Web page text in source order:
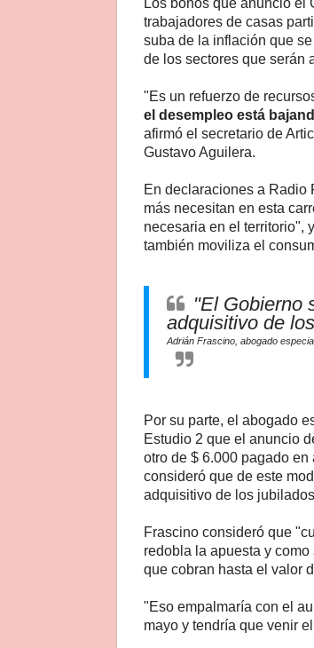
trabajadores de casas
suba de la inflación que
de los sectores que serán
"Es un refuerzo de
el desempleo está
afirmó el secretario de
Gustavo Aguilera.
En declaraciones a Radio
más necesitan en esta
necesaria en el territorio",
también moviliza el
"El Gobierno
adquisitivo de
Adrián Frascino, abogado
Por su parte, el abogado
Estudio 2 que el anuncio
otro de $ 6.000 pagado en
consideró que de este
adquisitivo de los
Frascino consideró que
redobla la apuesta y
que cobran hasta el valor
"Eso empalmaría con el
mayo y tendría que venir